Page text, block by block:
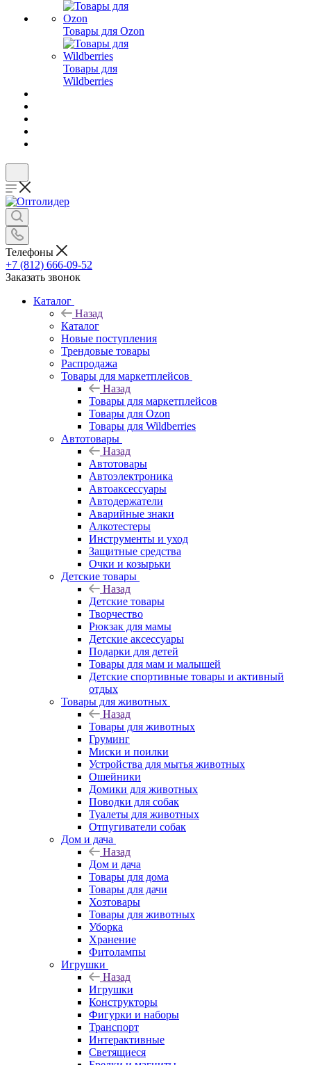
Товары для Ozon
Товары для
Wildberries
Телефоны
+7 (812) 666-09-52
Заказать звонок
Каталог
Назад
Каталог
Новые поступления
Трендовые товары
Распродажа
Товары для маркетплейсов
Назад
Товары для маркетплейсов
Товары для Ozon
Товары для Wildberries
Автотовары
Назад
Автотовары
Автоэлектроника
Автоаксессуары
Автодержатели
Аварийные знаки
Алкотестеры
Инструменты и уход
Защитные средства
Очки и козырьки
Детские товары
Назад
Детские товары
Творчество
Рюкзак для мамы
Детские аксессуары
Подарки для детей
Товары для мам и малышей
Детские спортивные товары и активный
отдых
Товары для животных
Назад
Товары для животных
Груминг
Миски и поилки
Устройства для мытья животных
Ошейники
Домики для животных
Поводки для собак
Туалеты для животных
Отпугиватели собак
Дом и дача
Назад
Дом и дача
Товары для дома
Товары для дачи
Хозтовары
Товары для животных
Уборка
Хранение
Фитолампы
Игрушки
Назад
Игрушки
Конструкторы
Фигурки и наборы
Транспорт
Интерактивные
Светящиеся